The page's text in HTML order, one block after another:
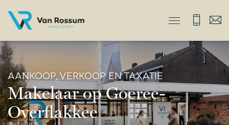
AANKOOP, VERKOOP EN TAXATIE
Makelaar op Goeree-
Overflakkee